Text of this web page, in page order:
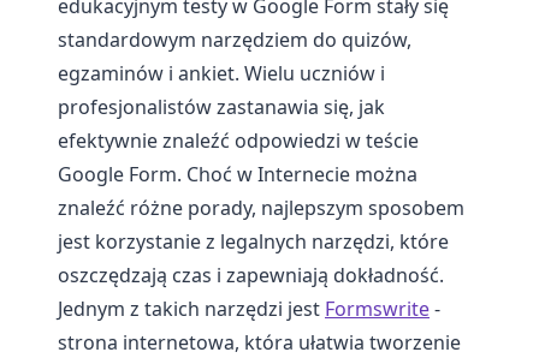
edukacyjnym testy w Google Form stały się
standardowym narzędziem do quizów,
egzaminów i ankiet. Wielu uczniów i
profesjonalistów zastanawia się, jak
efektywnie znaleźć odpowiedzi w teście
Google Form. Choć w Internecie można
znaleźć różne porady, najlepszym sposobem
jest korzystanie z legalnych narzędzi, które
oszczędzają czas i zapewniają dokładność.
Jednym z takich narzędzi jest Formswrite-
strona internetowa, która ułatwia tworzenie